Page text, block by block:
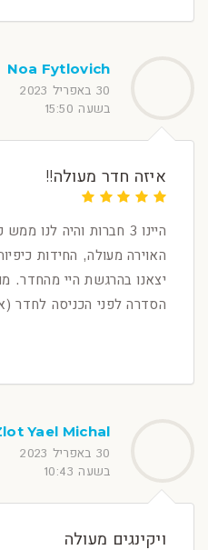
Noa Fytlovich
30 באפריל 2023
בשעה 15:50
איזה חדר מעולה!!
היינו 3 חברות והיה לנו ממש כיף!!
האוירה מעולה, החידות
יצאנו בהרגשת היי מהחדר.
הסדרה לפני הכניסה לחדר
Yael Michal
30 באפריל 2023
בשעה 10:43
ויקינגים מעולה